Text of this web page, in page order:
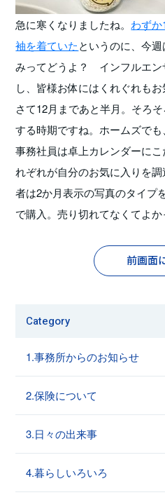
急に寒くなりましたね。 わず
袖を着ていたというのに、今
みってどうよ？ インフルエン
し、皆様お体にはくれぐれもお
さて12月まであと半月。そろ
する時期ですね。ホームズで
事務社員は卓上カレンダーに
れぞれが自分のお気に入りを
者は2か月表示の写真のタイプ
で購入。売り切れてなくてよか
前画面
Category
1.事務所からのお知らせ
2.保険について
3.日々の出来事
4.暮らしいろいろ